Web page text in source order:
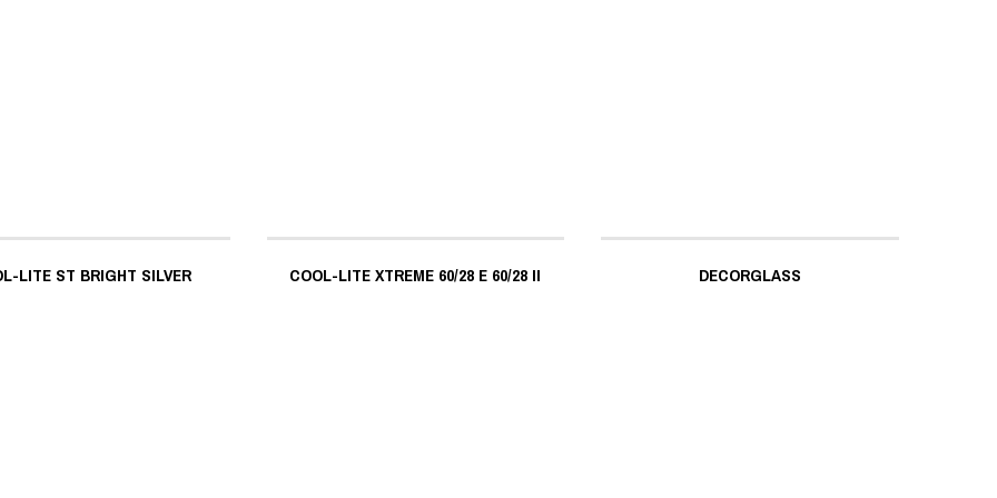
LITE ST BRIGHT SILVER COOL-LITE XTREME 60/28 E 60/28 II DECORGLASS